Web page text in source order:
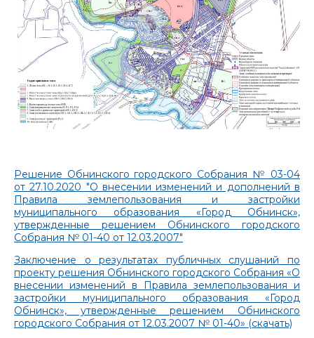
Решение Обнинского городского Собрания № 03-04
от 27.10.2020 "О внесении изменений и дополнений в
Правила землепользования и застройки
муниципального образования «Город Обнинск»,
утвержденные решением Обнинского городского
Собрания № 01-40 от 12.03.2007"
Заключение о результатах публичных слушаний по
проекту решения Обнинского городского Собрания «О
внесении изменений в Правила землепользования и
застройки муниципального образования «Город
Обнинск», утвержденные решением Обнинского
городского Собрания от 12.03.2007 № 01-40» (скачать)